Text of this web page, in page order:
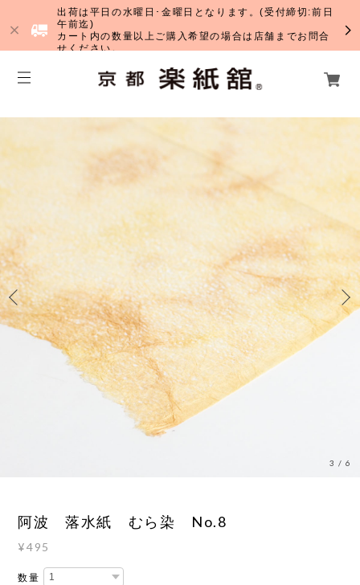
出荷は平日の水曜日･金曜日となります。(受付締切:前日
午前迄)
カート内の数量以上ご購入希望の場合は店舗までお問合
せください。
3 /6
阿波 落水紙 むら染 No.8
¥495
数量